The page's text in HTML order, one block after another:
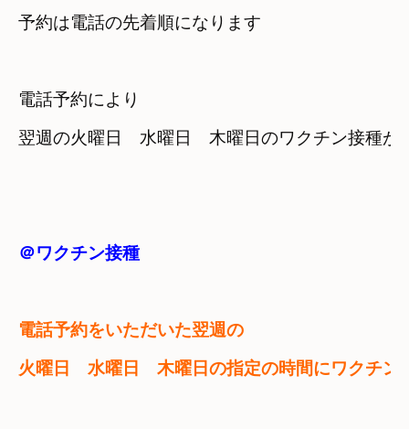
予約は電話の先着順になります
電話予約により
翌週の火曜日　水曜日　木曜日のワクチン接種が
電話予約をいただいた翌週の
火曜日　水曜日　木曜日の指定の時間にワクチン